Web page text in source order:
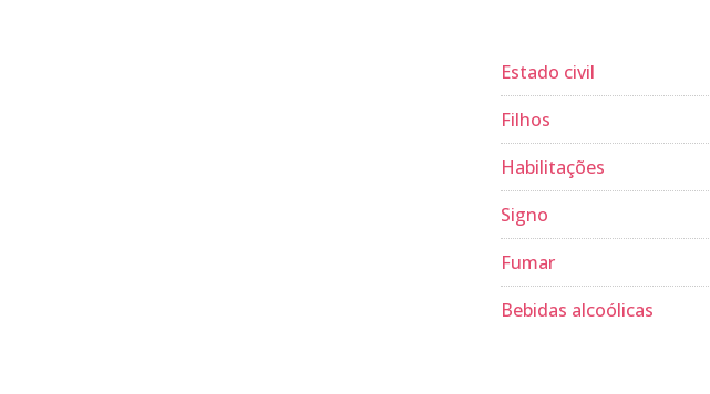
Estado civil
Filhos
Habilitações
Signo
Fumar
Bebidas alcoólicas